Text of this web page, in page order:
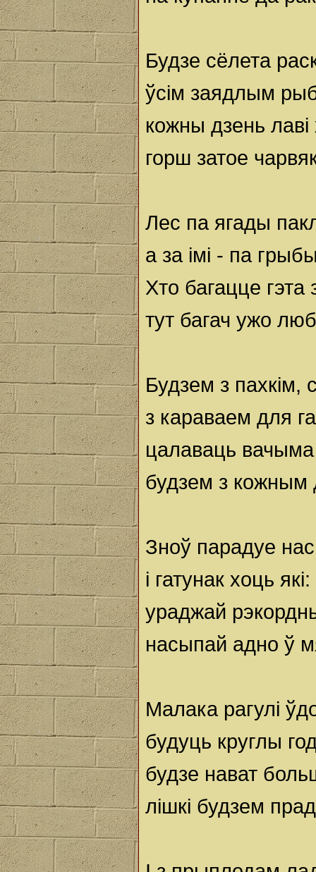
Будзе сёлета
ўсім заядлым
кожны дзень
горш затое
Лес па ягады
а за імі - па
Хто багацце гэта
тут багач ужо
Будзем з
з караваем для
цалаваць
будзем з кожным
Зноў парадуе
і гатунак хоць які:
ураджай
насыпай адно ў
Малака рагулі
будуць круглы
будзе нават
лішкі будзем